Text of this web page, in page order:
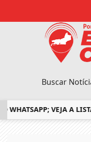
VEJA A LISTA